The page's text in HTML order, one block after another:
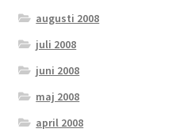
augusti 2008
juli 2008
juni 2008
maj 2008
april 2008